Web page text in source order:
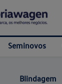
Seminovos
Blindagem